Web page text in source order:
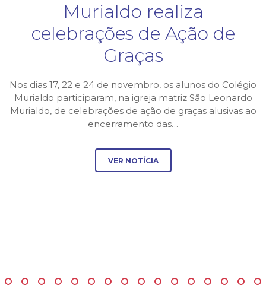
Murialdo realiza
celebrações de Ação de
Graças
Nos dias 17, 22 e 24 de novembro, os alunos do Colégio
Murialdo participaram, na igreja matriz São Leonardo
Murialdo, de celebrações de ação de graças alusivas ao
encerramento das…
VER NOTÍCIA